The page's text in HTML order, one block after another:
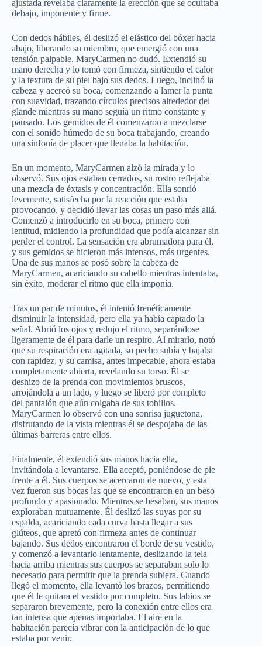
ajustada revelaba claramente la erección que se ocultaba
debajo, imponente y firme.
Con dedos hábiles, él deslizó el elástico del bóxer hacia
abajo, liberando su miembro, que emergió con una
tensión palpable. MaryCarmen no dudó. Extendió su
mano derecha y lo tomó con firmeza, sintiendo el calor
y la textura de su piel bajo sus dedos. Luego, inclinó la
cabeza y acercó su boca, comenzando a lamer la punta
con suavidad, trazando círculos precisos alrededor del
glande mientras su mano seguía un ritmo constante y
pausado. Los gemidos de él comenzaron a mezclarse
con el sonido húmedo de su boca trabajando, creando
una sinfonía de placer que llenaba la habitación.
En un momento, MaryCarmen alzó la mirada y lo
observó. Sus ojos estaban cerrados, su rostro reflejaba
una mezcla de éxtasis y concentración. Ella sonrió
levemente, satisfecha por la reacción que estaba
provocando, y decidió llevar las cosas un paso más allá.
Comenzó a introducirlo en su boca, primero con
lentitud, midiendo la profundidad que podía alcanzar sin
perder el control. La sensación era abrumadora para él,
y sus gemidos se hicieron más intensos, más urgentes.
Una de sus manos se posó sobre la cabeza de
MaryCarmen, acariciando su cabello mientras intentaba,
sin éxito, moderar el ritmo que ella imponía.
Tras un par de minutos, él intentó frenéticamente
disminuir la intensidad, pero ella ya había captado la
señal. Abrió los ojos y redujo el ritmo, separándose
ligeramente de él para darle un respiro. Al mirarlo, notó
que su respiración era agitada, su pecho subía y bajaba
con rapidez, y su camisa, antes impecable, ahora estaba
completamente abierta, revelando su torso. Él se
deshizo de la prenda con movimientos bruscos,
arrojándola a un lado, y luego se liberó por completo
del pantalón que aún colgaba de sus tobillos.
MaryCarmen lo observó con una sonrisa juguetona,
disfrutando de la vista mientras él se despojaba de las
últimas barreras entre ellos.
Finalmente, él extendió sus manos hacia ella,
invitándola a levantarse. Ella aceptó, poniéndose de pie
frente a él. Sus cuerpos se acercaron de nuevo, y esta
vez fueron sus bocas las que se encontraron en un beso
profundo y apasionado. Mientras se besaban, sus manos
exploraban mutuamente. Él deslizó las suyas por su
espalda, acariciando cada curva hasta llegar a sus
glúteos, que apretó con firmeza antes de continuar
bajando. Sus dedos encontraron el borde de su vestido,
y comenzó a levantarlo lentamente, deslizando la tela
hacia arriba mientras sus cuerpos se separaban solo lo
necesario para permitir que la prenda subiera. Cuando
llegó el momento, ella levantó los brazos, permitiendo
que él le quitara el vestido por completo. Sus labios se
separaron brevemente, pero la conexión entre ellos era
tan intensa que apenas importaba. El aire en la
habitación parecía vibrar con la anticipación de lo que
estaba por venir.